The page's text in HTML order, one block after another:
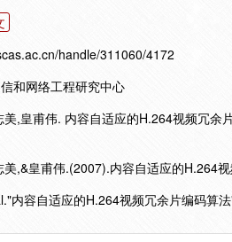
handle/311060/4172
和网络工程研究中心
美,皇甫伟. 内容自适应的H.264视频冗余
美,&皇甫伟.(2007).内容自适应的H.264
内容自适应的H.264视频冗余片编码算